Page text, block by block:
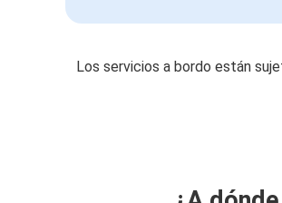
Los servicios a bordo están